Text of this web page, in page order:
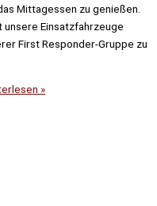
Mittagessen zu genießen.
Einsatzfahrzeuge
First Responder-Gruppe zu
»